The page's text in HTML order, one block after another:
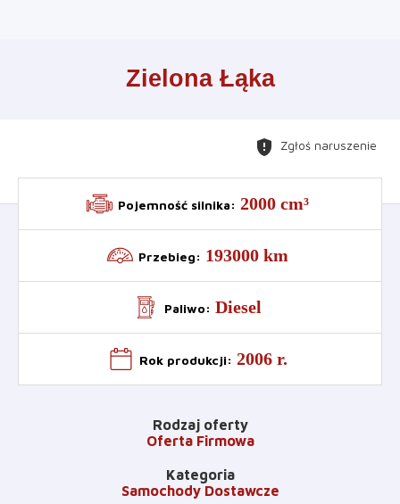
Zielona Łąka
gpp_maybe Zgłoś naruszenie
Pojemność silnika: 2000 cm³
Przebieg: 193000 km
Paliwo: Diesel
Rok produkcji: 2006 r.
Rodzaj oferty
Oferta Firmowa
Kategoria
Samochody Dostawcze